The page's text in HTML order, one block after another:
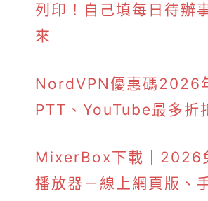
列印！自己填每日待辦
來
NordVPN優惠碼2026
PTT、YouTube最多折
MixerBox下載｜2026
播放器－線上網頁版、